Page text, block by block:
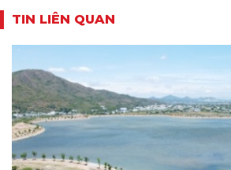
TIN LIÊN QUAN